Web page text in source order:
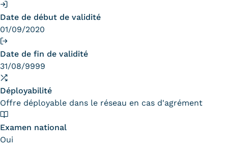
Lexique
Qualiopi
Date de début de validité
01/09/2020
Date de fin de validité
31/08/9999
Déployabilité
Offre déployable dans le réseau en cas d'agrément
Examen national
Oui